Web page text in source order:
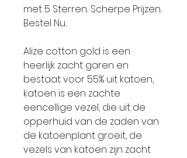
met 5 Sterren.. Scherpe Prijzen..
Bestel Nu..
Alize cotton gold is een
heerlijk zacht garen en
bestaat voor 55% uit katoen,
katoen is een zachte
eencellige vezel, die uit de
opperhuid van de zaden van
de katoenplant groeit, de
vezels van katoen zijn zacht